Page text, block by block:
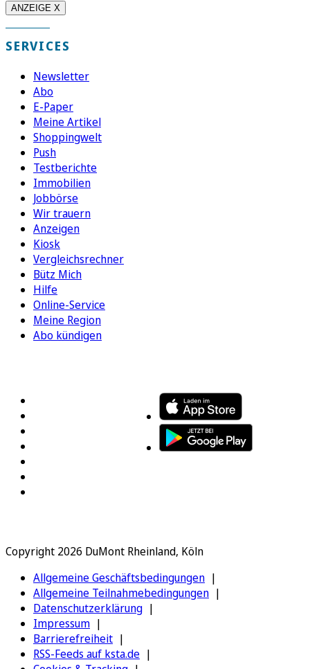
ANZEIGE X
SERVICES
Newsletter
Abo
E-Paper
Meine Artikel
Shoppingwelt
Push
Testberichte
Immobilien
Jobbörse
Wir trauern
Anzeigen
Kiosk
Vergleichsrechner
Bütz Mich
Hilfe
Online-Service
Meine Region
Abo kündigen
Copyright 2026 DuMont Rheinland, Köln
Allgemeine Geschäftsbedingungen
Allgemeine Teilnahmebedingungen
Datenschutzerklärung
Impressum
Barrierefreiheit
RSS-Feeds auf ksta.de